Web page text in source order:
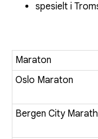
spesielt i
Maraton
Oslo Maraton
Bergen City